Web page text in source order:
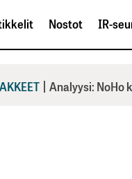
Nostot IR-
| Analyysi: NoHo